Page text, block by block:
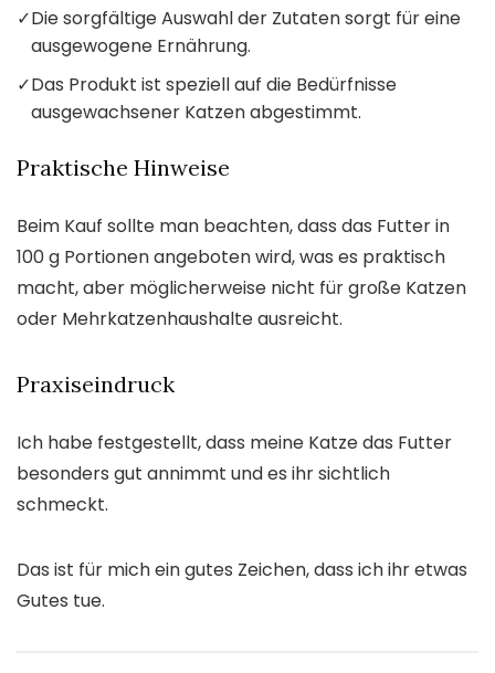
✓Die sorgfältige Auswahl der Zutaten sorgt für eine
ausgewogene Ernährung.
✓Das Produkt ist speziell auf die Bedürfnisse
ausgewachsener Katzen abgestimmt.
Praktische Hinweise
Beim Kauf sollte man beachten, dass das Futter in
100 g Portionen angeboten wird, was es praktisch
macht, aber möglicherweise nicht für große Katzen
oder Mehrkatzenhaushalte ausreicht.
Praxiseindruck
Ich habe festgestellt, dass meine Katze das Futter
besonders gut annimmt und es ihr sichtlich
schmeckt.
Das ist für mich ein gutes Zeichen, dass ich ihr etwas
Gutes tue.